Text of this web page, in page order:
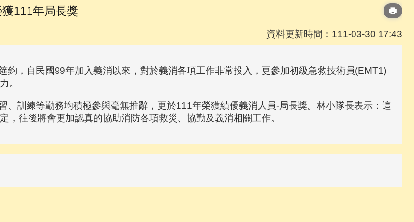
111年局長獎
資料更新時間：111-03-30 17:43
，自民國99年加入義消以來，對於義消各項工作非常投入，更參加初級急救技術員(EMT1)
。
訓練等勤務均積極參與毫無推辭，更於111年榮獲績優義消人員-局長獎。林小隊長表示：這
，往後將會更加認真的協助消防各項救災、協勤及義消相關工作。